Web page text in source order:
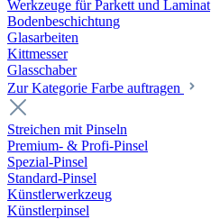
Werkzeuge für Parkett und Laminat
Bodenbeschichtung
Glasarbeiten
Kittmesser
Glasschaber
Zur Kategorie Farbe auftragen
Streichen mit Pinseln
Premium- & Profi-Pinsel
Spezial-Pinsel
Standard-Pinsel
Künstlerwerkzeug
Künstlerpinsel